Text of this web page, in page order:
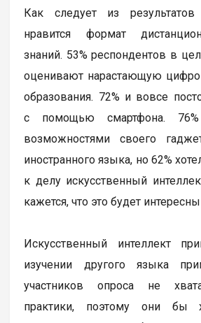
Как следует из
нравится формат
знаний. 53% респондентов в
оценивают нарастающую
образования. 72% и вовсе
с помощью смартфона. 76%
возможностями своего
иностранного языка, но 62%
к делу искусственный
кажется, что это будет
Искусственный интеллект
изучении другого языка
участников опроса не
практики, поэтому они бы